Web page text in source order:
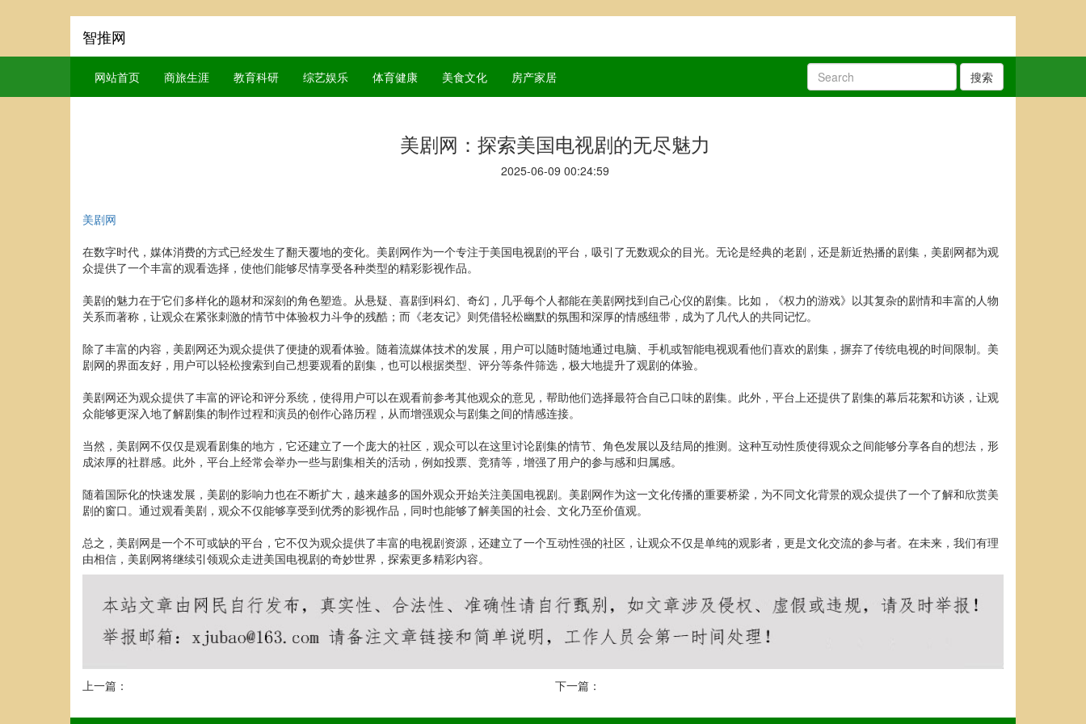
智推网
网站首页 商旅生涯 教育科研 综艺娱乐 体育健康 美食文化 房产家居 搜索
美剧网：探索美国电视剧的无尽魅力
2025-06-09 00:24:59
美剧网
在数字时代，媒体消费的方式已经发生了翻天覆地的变化。美剧网作为一个专注于美国电视剧的平台，吸引了无数观众的目光。无论是经典的老剧，还是新近热播的剧集，美剧网都为观
众提供了一个丰富的观看选择，使他们能够尽情享受各种类型的精彩影视作品。
美剧的魅力在于它们多样化的题材和深刻的角色塑造。从悬疑、喜剧到科幻、奇幻，几乎每个人都能在美剧网找到自己心仪的剧集。比如，《权力的游戏》以其复杂的剧情和丰富的人物
关系而著称，让观众在紧张刺激的情节中体验权力斗争的残酷；而《老友记》则凭借轻松幽默的氛围和深厚的情感纽带，成为了几代人的共同记忆。
除了丰富的内容，美剧网还为观众提供了便捷的观看体验。随着流媒体技术的发展，用户可以随时随地通过电脑、手机或智能电视观看他们喜欢的剧集，摒弃了传统电视的时间限制。美
剧网的界面友好，用户可以轻松搜索到自己想要观看的剧集，也可以根据类型、评分等条件筛选，极大地提升了观剧的体验。
美剧网还为观众提供了丰富的评论和评分系统，使得用户可以在观看前参考其他观众的意见，帮助他们选择最符合自己口味的剧集。此外，平台上还提供了剧集的幕后花絮和访谈，让观
众能够更深入地了解剧集的制作过程和演员的创作心路历程，从而增强观众与剧集之间的情感连接。
当然，美剧网不仅仅是观看剧集的地方，它还建立了一个庞大的社区，观众可以在这里讨论剧集的情节、角色发展以及结局的推测。这种互动性质使得观众之间能够分享各自的想法，形
成浓厚的社群感。此外，平台上经常会举办一些与剧集相关的活动，例如投票、竞猜等，增强了用户的参与感和归属感。
随着国际化的快速发展，美剧的影响力也在不断扩大，越来越多的国外观众开始关注美国电视剧。美剧网作为这一文化传播的重要桥梁，为不同文化背景的观众提供了一个了解和欣赏美
剧的窗口。通过观看美剧，观众不仅能够享受到优秀的影视作品，同时也能够了解美国的社会、文化乃至价值观。
总之，美剧网是一个不可或缺的平台，它不仅为观众提供了丰富的电视剧资源，还建立了一个互动性强的社区，让观众不仅是单纯的观影者，更是文化交流的参与者。在未来，我们有理
由相信，美剧网将继续引领观众走进美国电视剧的奇妙世界，探索更多精彩内容。
上一篇： 下一篇：